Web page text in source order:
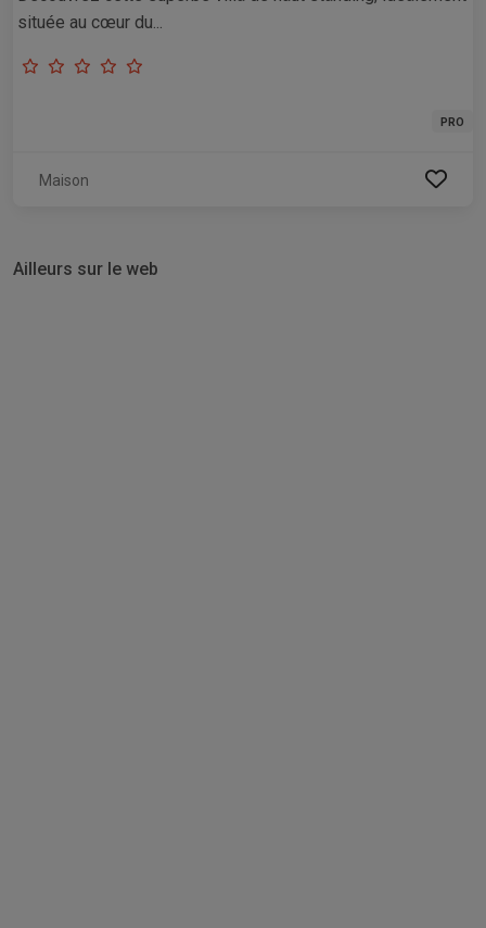
située au cœur du...
PRO
Maison
Ailleurs sur le web